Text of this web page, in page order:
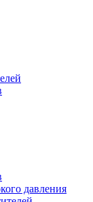
давления